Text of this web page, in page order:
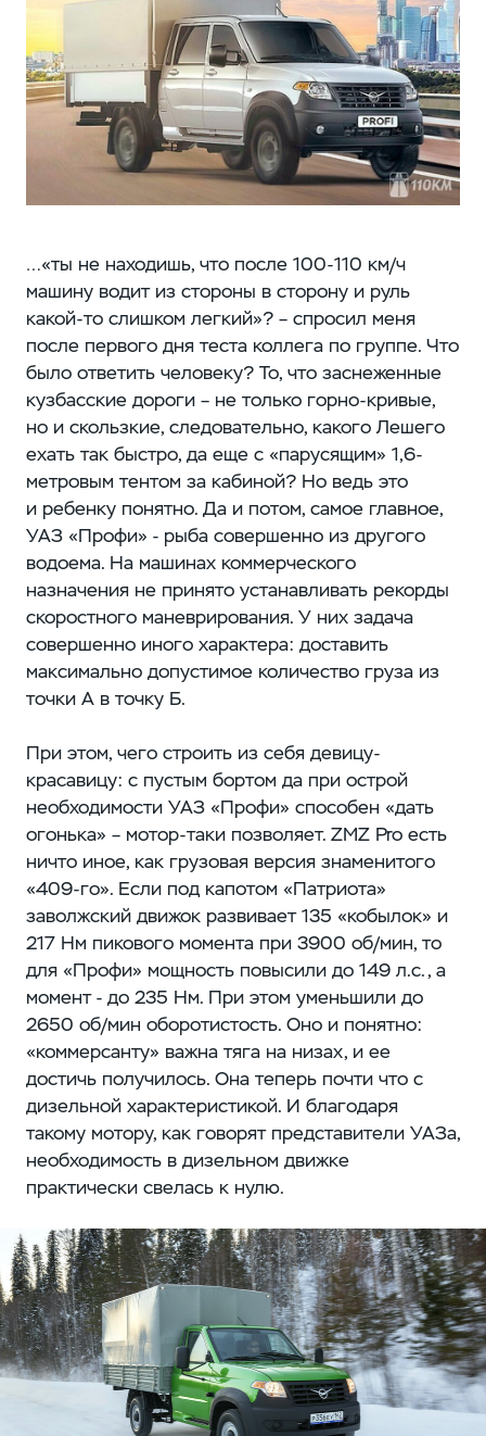
…«ты не находишь, что после 100-110 км/ч
машину водит из стороны в сторону и руль
какой-то слишком легкий»? – спросил меня
после первого дня теста коллега по группе. Что
было ответить человеку? То, что заснеженные
кузбасские дороги – не только горно-кривые,
но и скользкие, следовательно, какого Лешего
ехать так быстро, да еще с «парусящим» 1,6-
метровым тентом за кабиной? Но ведь это
и ребенку понятно. Да и потом, самое главное,
УАЗ «Профи» - рыба совершенно из другого
водоема. На машинах коммерческого
назначения не принято устанавливать рекорды
скоростного маневрирования. У них задача
совершенно иного характера: доставить
максимально допустимое количество груза из
точки А в точку Б.
При этом, чего строить из себя девицу-
красавицу: с пустым бортом да при острой
необходимости УАЗ «Профи» способен «дать
огонька» – мотор-таки позволяет. ZMZ Pro есть
ничто иное, как грузовая версия знаменитого
«409-го». Если под капотом «Патриота»
заволжский движок развивает 135 «кобылок» и
217 Нм пикового момента при 3900 об/мин, то
для «Профи» мощность повысили до 149 л.с., а
момент - до 235 Нм. При этом уменьшили до
2650 об/мин оборотистость. Оно и понятно:
«коммерсанту» важна тяга на низах, и ее
достичь получилось. Она теперь почти что с
дизельной характеристикой. И благодаря
такому мотору, как говорят представители УАЗа,
необходимость в дизельном движке
практически свелась к нулю.